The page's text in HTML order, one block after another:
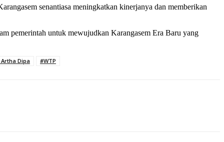
senantiasa meningkatkan kinerjanya dan memberikan
pemerintah untuk mewujudkan Karangasem Era Baru yang
Dipa #WTP